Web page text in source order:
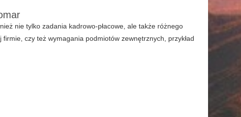
nie tylko zadania kadrowo-płacowe, ale także różnego
czy też wymagania podmiotów zewnętrznych, przykład